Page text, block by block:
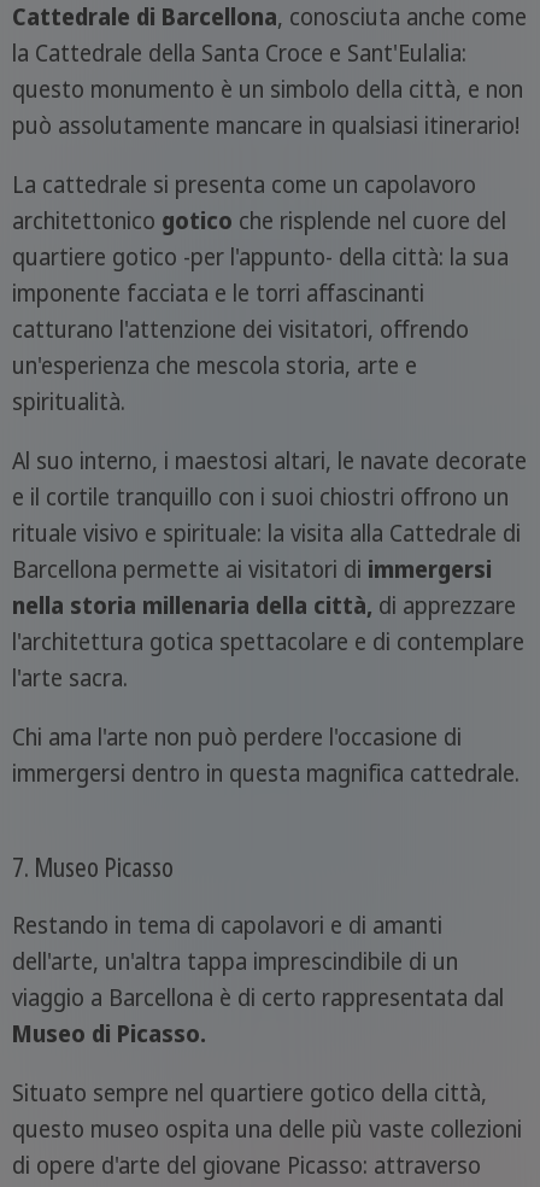
Cattedrale di Barcellona, conosciuta anche come
la Cattedrale della Santa Croce e Sant'Eulalia:
questo monumento è un simbolo della città, e non
può assolutamente mancare in qualsiasi itinerario!
La cattedrale si presenta come un capolavoro
architettonico gotico che risplende nel cuore del
quartiere gotico -per l'appunto- della città: la sua
imponente facciata e le torri affascinanti
catturano l'attenzione dei visitatori, offrendo
un'esperienza che mescola storia, arte e
spiritualità.
Al suo interno, i maestosi altari, le navate decorate
e il cortile tranquillo con i suoi chiostri offrono un
rituale visivo e spirituale: la visita alla Cattedrale di
Barcellona permette ai visitatori di immergersi
nella storia millenaria della città, di apprezzare
l'architettura gotica spettacolare e di contemplare
l'arte sacra.
Chi ama l'arte non può perdere l'occasione di
immergersi dentro in questa magnifica cattedrale.
7. Museo Picasso
Restando in tema di capolavori e di amanti
dell'arte, un'altra tappa imprescindibile di un
viaggio a Barcellona è di certo rappresentata dal
Museo di Picasso.
Situato sempre nel quartiere gotico della città,
questo museo ospita una delle più vaste collezioni
di opere d'arte del giovane Picasso: attraverso